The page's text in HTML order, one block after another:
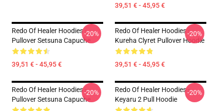
39,51 € - 45,95 €
Redo Of Healer Hoodies -
Pullover Setsuna Capuche
39,51 € - 45,95 €
-20%
Redo Of Healer Hoodies -
Kureha Clyret Pullover Hoodie
39,51 € - 45,95 €
-20%
Redo Of Healer Hoodies -
Pullover Setsuna Capuche
-20%
Redo Of Healer Hoodies -
Keyaru 2 Pull Hoodie
-20%